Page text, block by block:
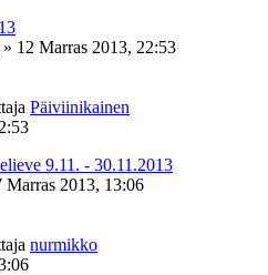
» 12 Marras 2013, 22:53
Päiviinikainen
9.11. - 30.11.2013
Marras 2013, 13:06
nurmikko